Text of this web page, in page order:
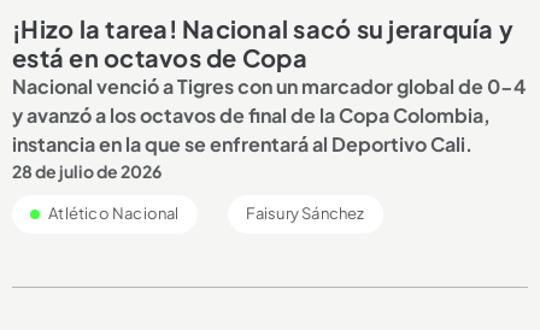
¡Hizo la tarea! Nacional sacó su jerarquía y
está en octavos de Copa
Nacional venció a Tigres con un marcador global de 0-4
y avanzó a los octavos de final de la Copa Colombia,
instancia en la que se enfrentará al Deportivo Cali.
28 de julio de 2026
Atlético Nacional Faisury Sánchez